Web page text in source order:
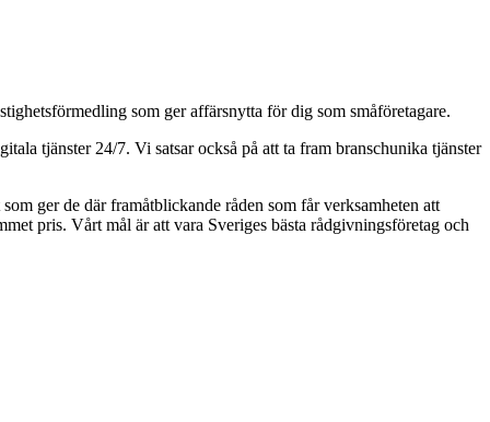
som ger affärsnytta för dig som småföretagare.
tjänster 24/7. Vi satsar också på att ta fram branschunika tjänster
ger de där framåtblickande råden som får verksamheten att
pris. Vårt mål är att vara Sveriges bästa rådgivningsföretag och